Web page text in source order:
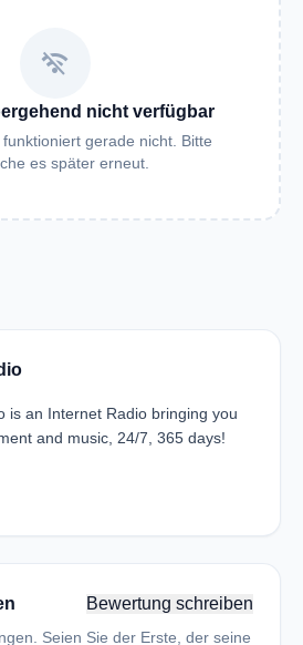
wifi_off
nicht verfügbar
gerade nicht. Bitte
es später erneut.
is an Internet Radio bringing you
and music, 24/7, 365 days!
Bewertung schreiben
Seien Sie der Erste, der seine